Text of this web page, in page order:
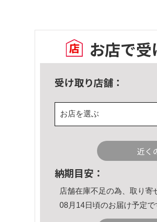
お店で受
受け取り店舗：
お店を選ぶ
近く
納期目安：
店舗在庫不足の為、取り寄
08月14日頃のお届け予定で